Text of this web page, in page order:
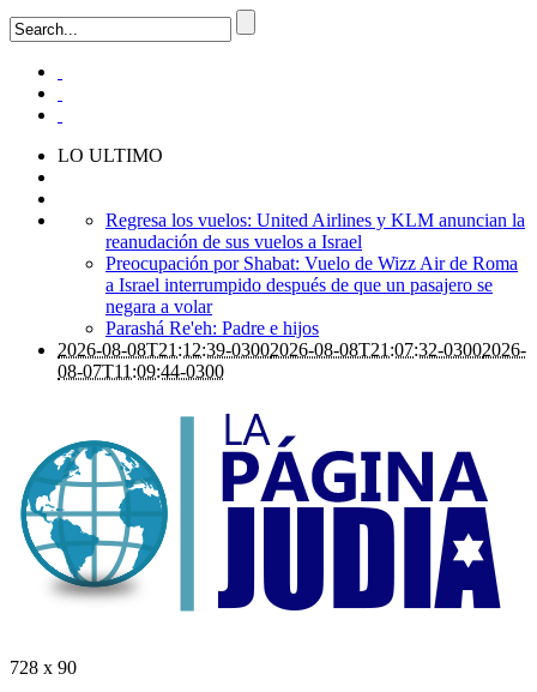
LO ULTIMO
Regresa los vuelos: United Airlines y KLM anuncian la
reanudación de sus vuelos a Israel
Preocupación por Shabat: Vuelo de Wizz Air de Roma
a Israel interrumpido después de que un pasajero se
negara a volar
Parashá Re'eh: Padre e hijos
2026-08-08T21:12:39-03002026-08-08T21:07:32-03002026-
08-07T11:09:44-0300
728 x 90